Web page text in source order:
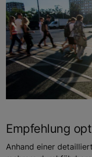
Empfehlung
Anhand einer